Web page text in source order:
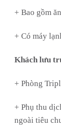
+ Bao gồm
+ Có máy
Khách lưu
+ Phòng
+ Phụ thu
ngoài tiêu